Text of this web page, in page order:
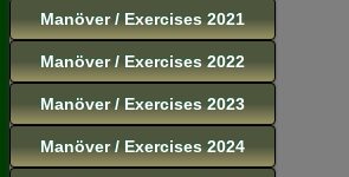
Manöver / Exercises 2021
Manöver / Exercises 2022
Manöver / Exercises 2023
Manöver / Exercises 2024